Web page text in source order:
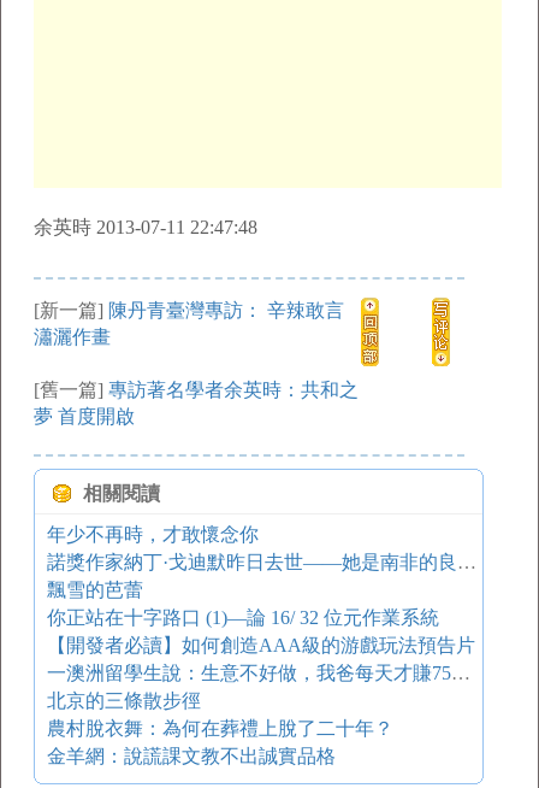
余英時 2013-07-11 22:47:48
[新一篇] 陳丹青臺灣專訪： 辛辣敢言
瀟灑作畫
[舊一篇] 專訪著名學者余英時：共和之
夢 首度開啟
相關閱讀
年少不再時，才敢懷念你
諾獎作家納丁·戈迪默昨日去世——她是南非的良心 鳳凰讀書
飄雪的芭蕾
你正站在十字路口 (1)—論 16/ 32 位元作業系統
【開發者必讀】如何創造AAA級的游戲玩法預告片
一澳洲留學生說：生意不好做，我爸每天才賺75萬……
北京的三條散步徑
農村脫衣舞：為何在葬禮上脫了二十年？
金羊網：說謊課文教不出誠實品格